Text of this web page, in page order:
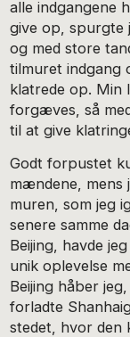
alle indgangene
give op, spurgte
og med store
tilmuret indgang
klatrede op. Min
forgæves, så
til at give
Godt forpustet
mændene, mens
muren, som jeg
senere samme
Beijing, havde
unik oplevelse
Beijing håber
forladte
stedet, hvor den